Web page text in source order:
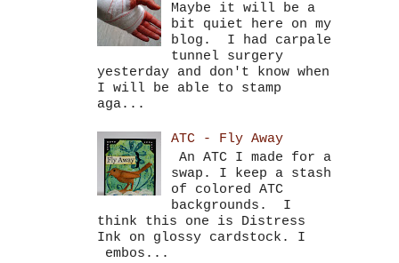
Maybe it will be a
bit quiet here on my
blog. I had carpale
tunnel surgery
yesterday and don't know when
I will be able to stamp
aga...
ATC - Fly Away
An ATC I made for a
swap. I keep a stash
of colored ATC
backgrounds. I
think this one is Distress
Ink on glossy cardstock. I
embos...